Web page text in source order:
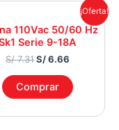
¡Oferta!
110Vac 50/60 Hz
Serie 9-18A
S/7.31
was:
S/ 7.31.
S/6.66
Current
price
is:
S/ 6.66.
Comprar